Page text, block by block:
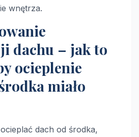
wnętrza.
dachu – jak to
ocieplenie
miało
dach od środka,